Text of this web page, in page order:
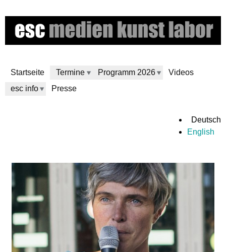
zum
Inhalt
Startseite Termine Programm 2026
Videos
esc info
Presse
c
m
e
d
Deutsch
English